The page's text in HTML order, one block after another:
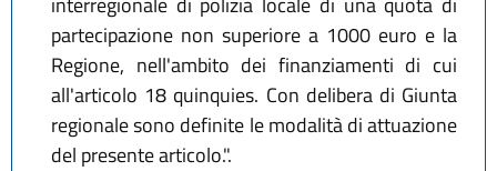
partecipazione non superiore a 1000 euro e la
Regione, nell'ambito dei finanziamenti di cui
all'articolo 18 quinquies. Con delibera di Giunta
regionale sono definite le modalità di attuazione
del presente articolo.".